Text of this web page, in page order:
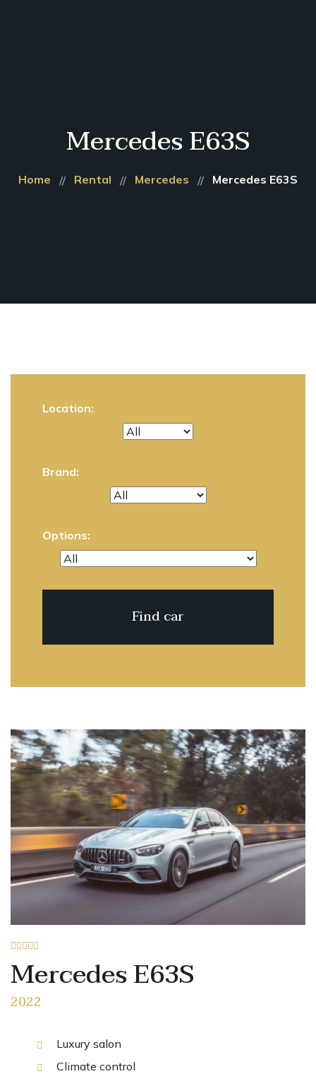
Propos
Français
Mercedes E63S
Home Rental Mercedes Mercedes E63S
Location:
Brand:
Options:
Mercedes E63S
2022
Luxury salon
Climate control